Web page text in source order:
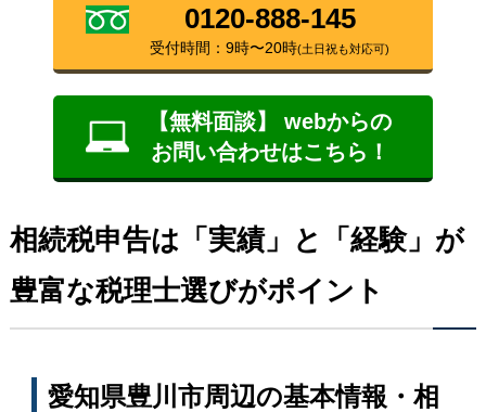
0120-888-145
受付時間：9時〜20時(土日祝も対応可)
【無料面談】 webからの
お問い合わせはこちら！
相続税申告は「実績」と「経験」が
豊富な税理士選びがポイント
愛知県豊川市周辺の基本情報・相